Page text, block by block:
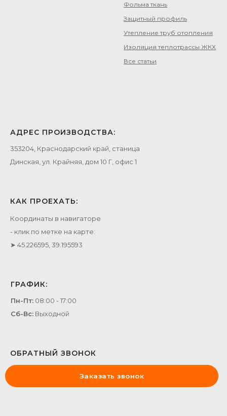
Фольма ткань
Защитный профиль
Утепление труб отопления
Изоляция теплотрассы ЖКХ
Все статьи
АДРЕС ПРОИЗВОДСТВА:
353204, Краснодарский край, станица
Динская, ул. Крайняя, дом 10 Г, офис 1
КАК ПРОЕХАТЬ:
Координаты в навигаторе
- клик по метке на карте:
➤ 45.226595, 39.195593
ГРАФИК:
Пн-Пт: 08:00 - 17:00
Сб-Вс: Выходной
ОБРАТНЫЙ ЗВОНОК
Заказать звонок